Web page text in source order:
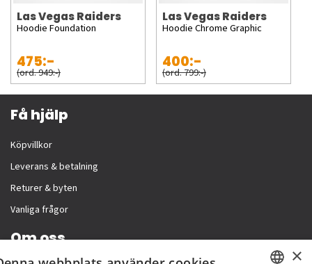
Las Vegas Raiders
Hoodie Foundation
475:-
(ord. 949:-)
Las Vegas Raiders
Hoodie Chrome Graphic
400:-
(ord. 799:-)
Få hjälp
Köpvillkor
Leverans & betalning
Returer & byten
Vanliga frågor
Om oss
×